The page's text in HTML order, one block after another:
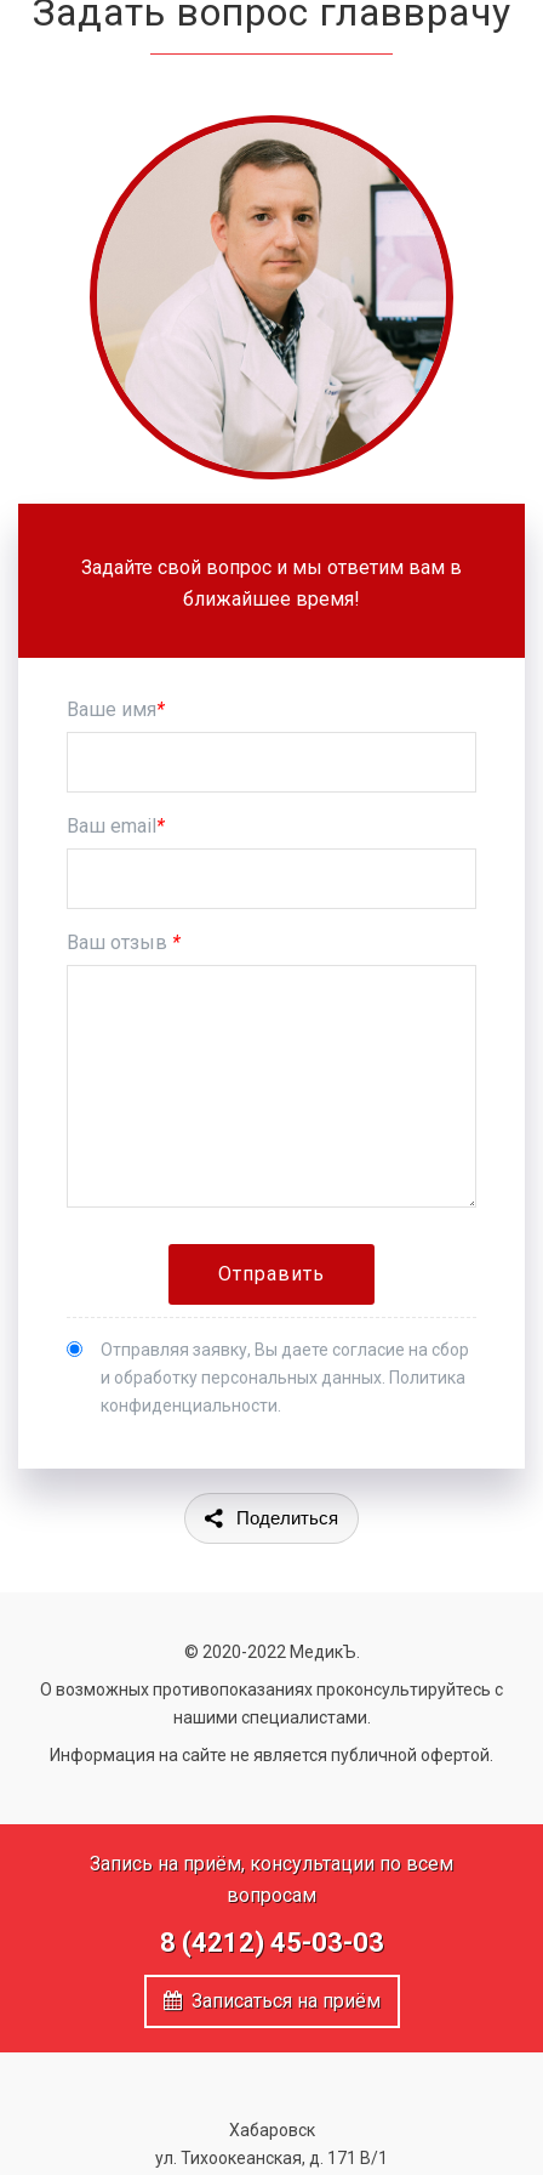
Задать вопрос главврачу
Задайте свой вопрос и мы ответим вам в
ближайшее время!
Ваше имя*
Ваш email*
Ваш отзыв *
Отправляя заявку, Вы даете согласие на сбор
и обработку персональных данных. Политика
конфиденциальности
Поделиться
© 2020-2022 МедикЪ.
О возможных противопоказаниях проконсультируйтесь с
нашими специалистами.
Информация на сайте не является публичной офертой.
Запись на приём, консультации по всем
вопросам
8 (4212) 45-03-03
Записаться на приём
Хабаровск
ул. Тихоокеанская, д. 171 В/1